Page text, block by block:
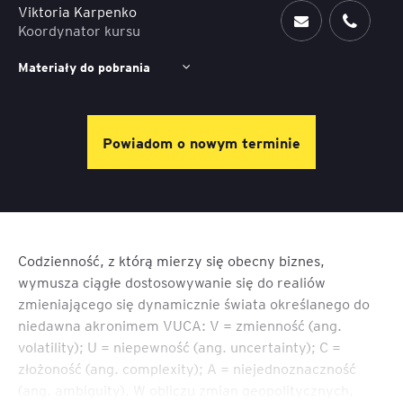
Codzienność, z którą mierzy się obecny biznes,
wymusza ciągłe dostosowywanie się do realiów
zmieniającego się dynamicznie świata określanego do
niedawna akronimem VUCA: V = zmienność (ang.
volatility); U = niepewność (ang. uncertainty); C =
złożoność (ang. complexity); A = niejednoznaczność
Viktoria Karpenko
Koordynator kursu
Materiały do pobrania
Powiadom o nowym terminie